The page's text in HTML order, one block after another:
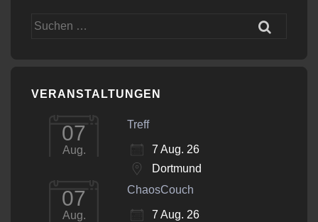
Suchen
VERANSTALTUNGEN
07
Aug.
Treff
7 Aug. 26
Dortmund
07
Aug.
ChaosCouch
7 Aug. 26